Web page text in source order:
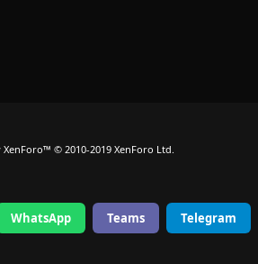
XenForo™ © 2010-2019 XenForo Ltd.
WhatsApp Teams
Telegram